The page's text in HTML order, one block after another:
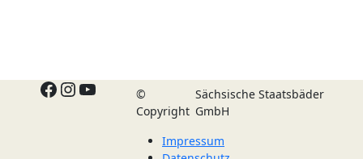
Facebook
Instagram
YouTube
©
Copyright
Sächsische Staatsbäder
GmbH
Impressum